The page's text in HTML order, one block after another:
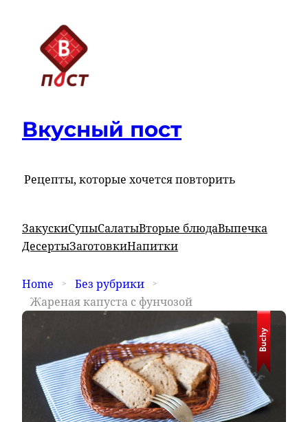
Вкусный пост
Рецепты, которые хочется повторить
ЗакускиСупыСалатыВторые блюдаВыпечка
ДесертыЗаготовкиНапитки
Home
Без рубрики
Жареная капуста с фунчозой